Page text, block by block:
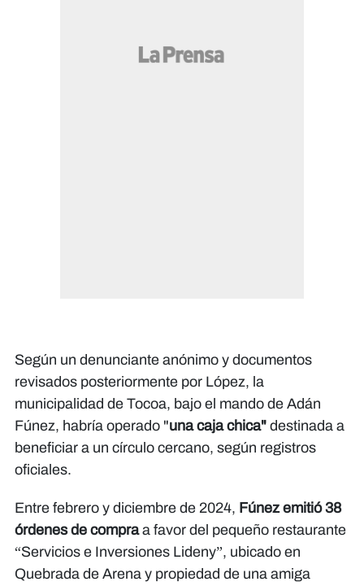
Según un denunciante anónimo y documentos
revisados posteriormente por López, la
municipalidad de Tocoa, bajo el mando de Adán
Fúnez, habría operado "una caja chica" destinada a
beneficiar a un círculo cercano, según registros
oficiales.
Entre febrero y diciembre de 2024, Fúnez emitió 38
órdenes de compraa favor del pequeño restaurante
“Servicios e Inversiones Lideny”, ubicado en
Quebrada de Arena y propiedad de una amiga